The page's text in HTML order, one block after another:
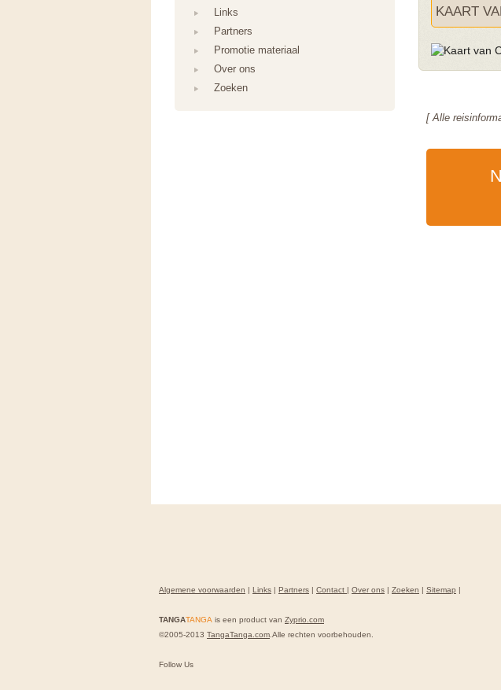
KAART
[ Alle
Links
Partners
Promotie materiaal
Over ons
Zoeken
Algemene voorwaarden Links Partners Contact Over ons Zoeken Sitemap
TANGATANGA is een product van Zyprio.com
©2005-2013 TangaTanga.com.Alle rechten voorbehouden.
Follow Us